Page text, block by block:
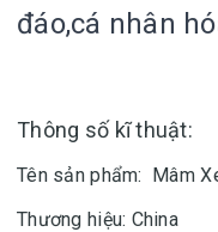
đáo,cá nhân
Thông số kĩ thuật:
Tên sản phẩm: Mâm
Thương hiệu: China